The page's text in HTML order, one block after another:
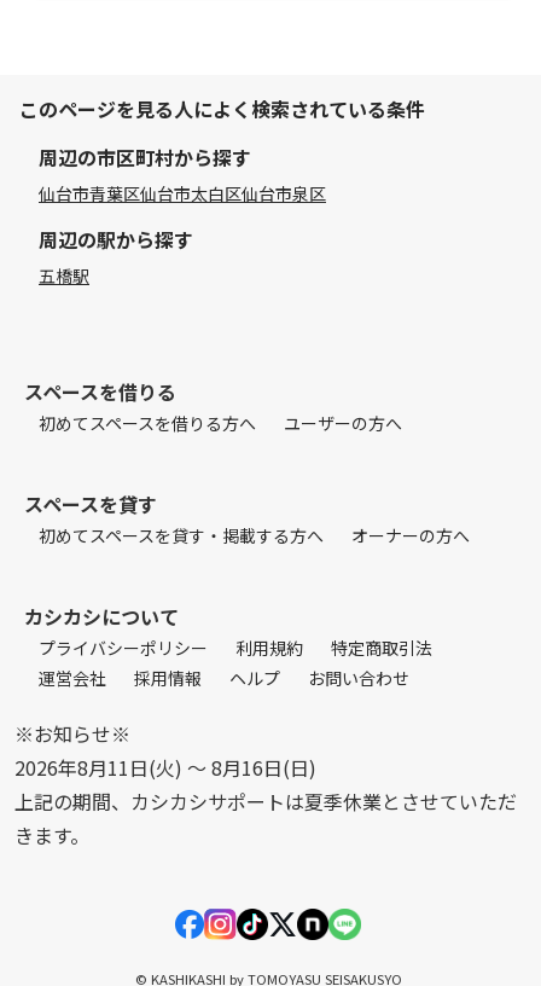
このページを見る人によく検索されている条件
周辺の市区町村から探す
仙台市青葉区仙台市太白区仙台市泉区
周辺の駅から探す
五橋駅
スペースを借りる
初めてスペースを借りる方へ ユーザーの方へ
スペースを貸す
初めてスペースを貸す・掲載する方へ オーナーの方へ
カシカシについて
プライバシーポリシー 利用規約
特定商取引法
運営会社
採用情報 ヘルプ お問い合わせ
※お知らせ※
2026年8月11日(火) 〜 8月16日(日)
上記の期間、カシカシサポートは夏季休業とさせていただ
きます。
© KASHIKASHI by TOMOYASU SEISAKUSYO